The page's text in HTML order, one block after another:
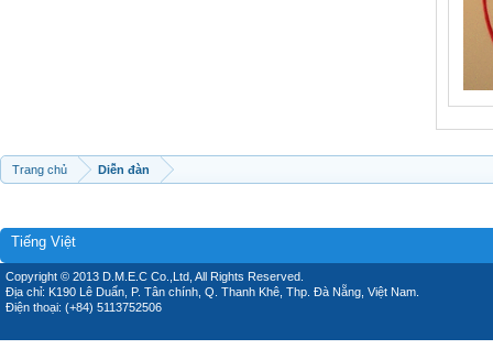
Trang chủ Diễn đàn
Tiếng Việt
Copyright © 2013 D.M.E.C Co.,Ltd, All Rights Reserved.
Địa chỉ: K190 Lê Duẩn, P. Tân chính, Q. Thanh Khê, Thp. Đà Nẵng, Việt Nam.
Điện thoại: (+84) 5113752506